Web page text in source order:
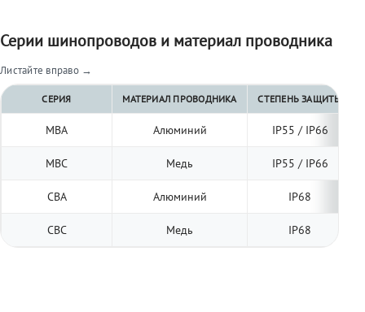
Серии шинопроводов и материал проводника
Листайте вправо →
СЕРИЯ МАТЕРИАЛ ПРОВОДНИКА СТЕПЕНЬ ЗАЩИТЫ
МВА Алюминий IP55 / IP66
МВС Медь IP55 / IP66
СВА Алюминий IP68
СВС Медь IP68